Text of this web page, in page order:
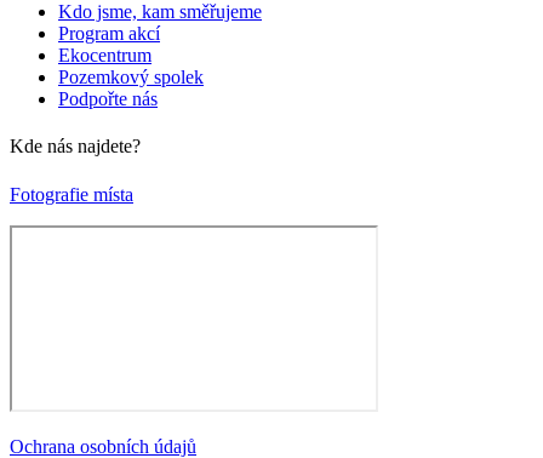
Kdo jsme, kam směřujeme
Program akcí
Ekocentrum
Pozemkový spolek
Podpořte nás
Kde nás najdete?
Fotografie místa
Ochrana osobních údajů